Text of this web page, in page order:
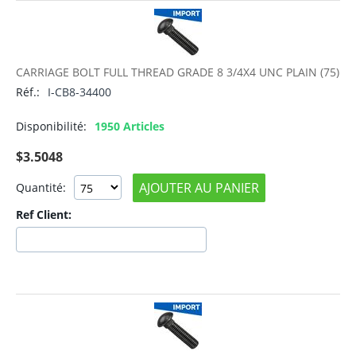
CARRIAGE BOLT FULL THREAD GRADE 8 3/4X4 UNC PLAIN (75)
Réf.:
I-CB8-34400
Disponibilité: 1950 Articles
$3.5048
Quantité: AJOUTER AU PANIER
Ref Client: